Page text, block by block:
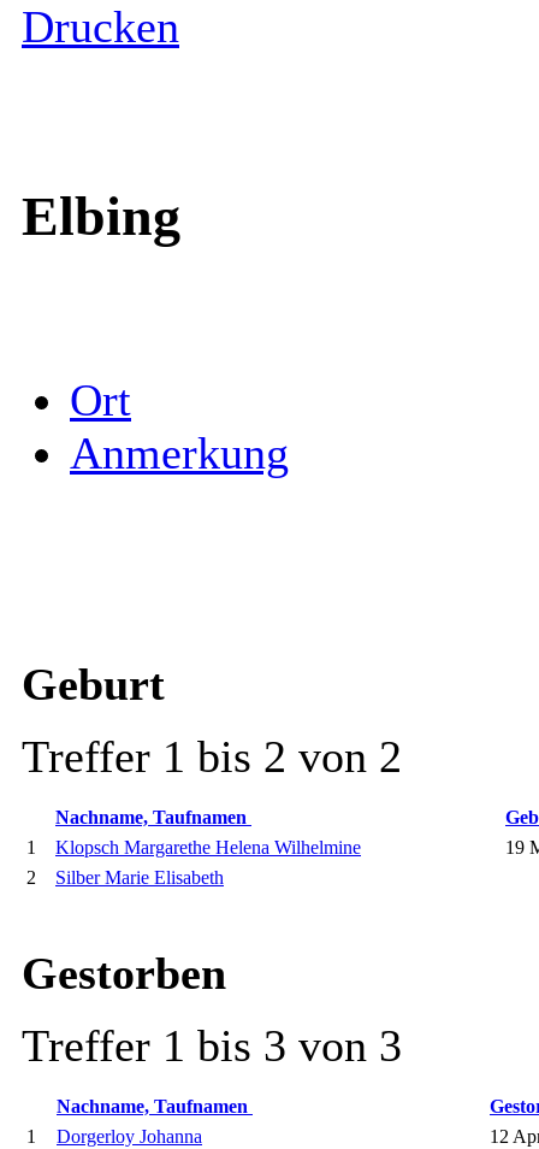
Drucken
Elbing
Ort
Anmerkung
Geburt
Treffer 1 bis 2 von 2
Nachname, Taufnamen
1
Klopsch Margarethe Helena Wilhelmine
19
2
Silber Marie Elisabeth
Gestorben
Treffer 1 bis 3 von 3
Nachname, Taufnamen
1
Dorgerloy Johanna
12